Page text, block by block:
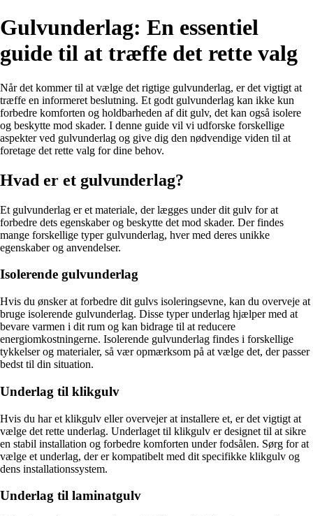
Gulvunderlag: En essentiel
guide til at træffe det rette valg
Når det kommer til at vælge det rigtige gulvunderlag, er det vigtigt at
træffe en informeret beslutning. Et godt gulvunderlag kan ikke kun
forbedre komforten og holdbarheden af dit gulv, det kan også isolere
og beskytte mod skader. I denne guide vil vi udforske forskellige
aspekter ved gulvunderlag og give dig den nødvendige viden til at
foretage det rette valg for dine behov.
Hvad er et gulvunderlag?
Et gulvunderlag er et materiale, der lægges under dit gulv for at
forbedre dets egenskaber og beskytte det mod skader. Der findes
mange forskellige typer gulvunderlag, hver med deres unikke
egenskaber og anvendelser.
Isolerende gulvunderlag
Hvis du ønsker at forbedre dit gulvs isoleringsevne, kan du overveje at
bruge isolerende gulvunderlag. Disse typer underlag hjælper med at
bevare varmen i dit rum og kan bidrage til at reducere
energiomkostningerne. Isolerende gulvunderlag findes i forskellige
tykkelser og materialer, så vær opmærksom på at vælge det, der passer
bedst til din situation.
Underlag til klikgulv
Hvis du har et klikgulv eller overvejer at installere et, er det vigtigt at
vælge det rette underlag. Underlaget til klikgulv er designet til at sikre
en stabil installation og forbedre komforten under fodsålen. Sørg for at
vælge et underlag, der er kompatibelt med dit specifikke klikgulv og
dens installationssystem.
Underlag til laminatgulv